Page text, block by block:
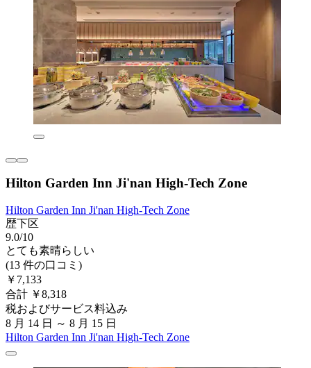
Hilton Garden Inn Ji'nan High-Tech Zone
Hilton Garden Inn Ji'nan High-Tech Zone
歴下区
9.0/10
とても素晴らしい
(13 件の口コミ)
￥7,133
合計 ￥8,318
税およびサービス料込み
8 月 14 日 ～ 8 月 15 日
Hilton Garden Inn Ji'nan High-Tech Zone